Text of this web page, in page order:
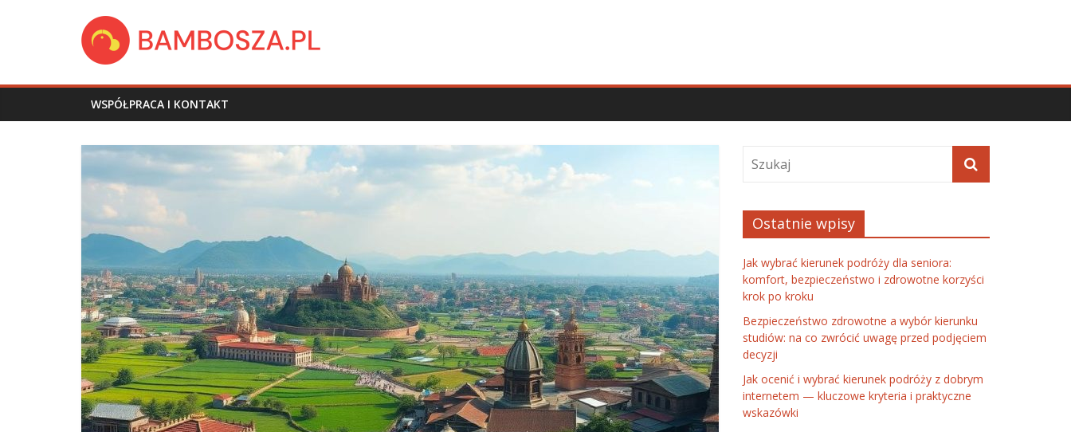
bambosza.pl
WSPÓŁPRACA I KONTAKT
Ostatnie wpisy
Jak wybrać kierunek podróży dla seniora:
komfort, bezpieczeństwo i zdrowotne korzyści
krok po kroku
Bezpieczeństwo zdrowotne a wybór kierunku
studiów: na co zwrócić uwagę przed podjęciem
decyzji
Jak ocenić i wybrać kierunek podróży z dobrym
internetem — kluczowe kryteria i praktyczne
wskazówki